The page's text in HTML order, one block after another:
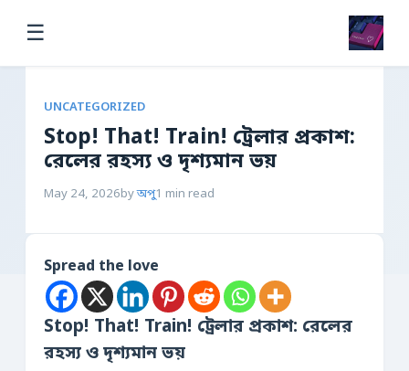
☰
UNCATEGORIZED
Stop! That! Train! ট্রেলার প্রকাশ:
রেলের রহস্য ও দৃশ্যমান ভয়
May 24, 2026byঅপু1 min read
Spread the love
Stop! That! Train! ট্রেলার প্রকাশ: রেলের
রহস্য ও দৃশ্যমান ভয়